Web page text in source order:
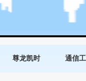
尊龙凯时 通信